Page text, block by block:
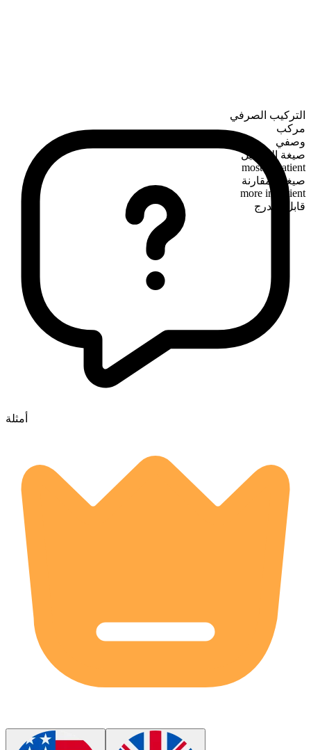
التركيب الصرفي
مركب
وصفي
صيغة التفضيل
most impatient
صيغة المقارنة
more impatient
قابل للتدرج
أمثلة